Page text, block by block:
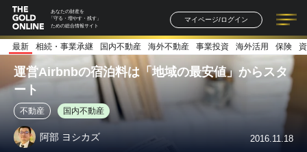
あなたの財産を
「守る・増やす・残す」
ための総合情報サイト
マイページ/ログイン
記事一覧 連載一覧
著者一覧 書籍一覧
最新 相続・事業承継 国内不動産 海外不動産 事業投資 海外活用 保険
運営Airbnbの宿泊料は「地域の最安値」からスタ
ート
不動産 国内不動産
阿部 ヨシカズ 2016.11.18